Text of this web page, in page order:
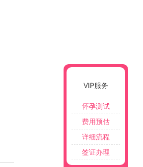
VIP服务
怀孕测试
费用预估
详细流程
签证办理